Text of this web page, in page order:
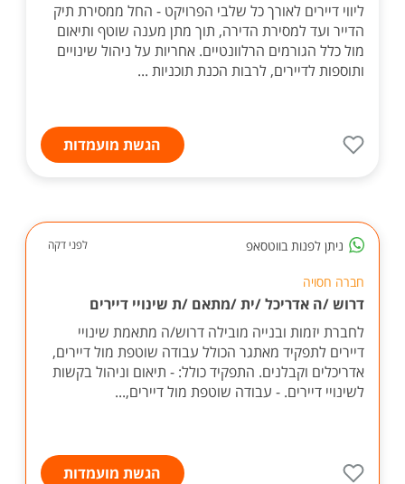
ליווי דיירים לאורך כל שלבי הפרויקט - החל ממסירת תיק
הדייר ועד למסירת הדירה, תוך מתן מענה שוטף ותיאום
מול כלל הגורמים הרלוונטיים. אחריות על ניהול שינויים
ותוספות לדיירים, לרבות הכנת תוכניות ...
הגשת מועמדות
ניתן לפנות בווטסאפ לפני דקה
חברה חסויה
דרוש /ה אדריכל /ית /מתאם /ת שינויי דיירים
לחברת יזמות ובנייה מובילה דרוש/ה מתאמת שינויי
דיירים לתפקיד מאתגר הכולל עבודה שוטפת מול דיירים,
אדריכלים וקבלנים. התפקיד כולל: - תיאום וניהול בקשות
לשינויי דיירים. - עבודה שוטפת מול דיירים,...
הגשת מועמדות